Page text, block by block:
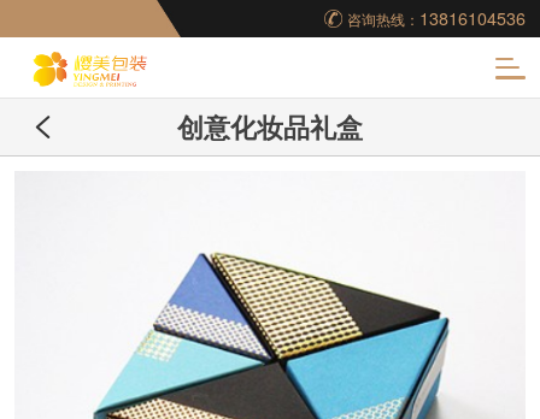
咨询热线： 13816104536
妆品包装盒工厂,高档 创意化妆品礼盒